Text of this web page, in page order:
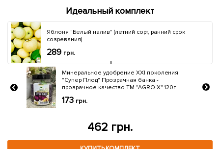
Идеальный комплект
Яблоня "Белый налив" (летний сорт, ранний срок
созревания)
289 грн.
Био катализатор роста "КОРНЕВИН АГР"
Лимитированная серия ТМ "AGRO-X" 120г
261
550 грн.